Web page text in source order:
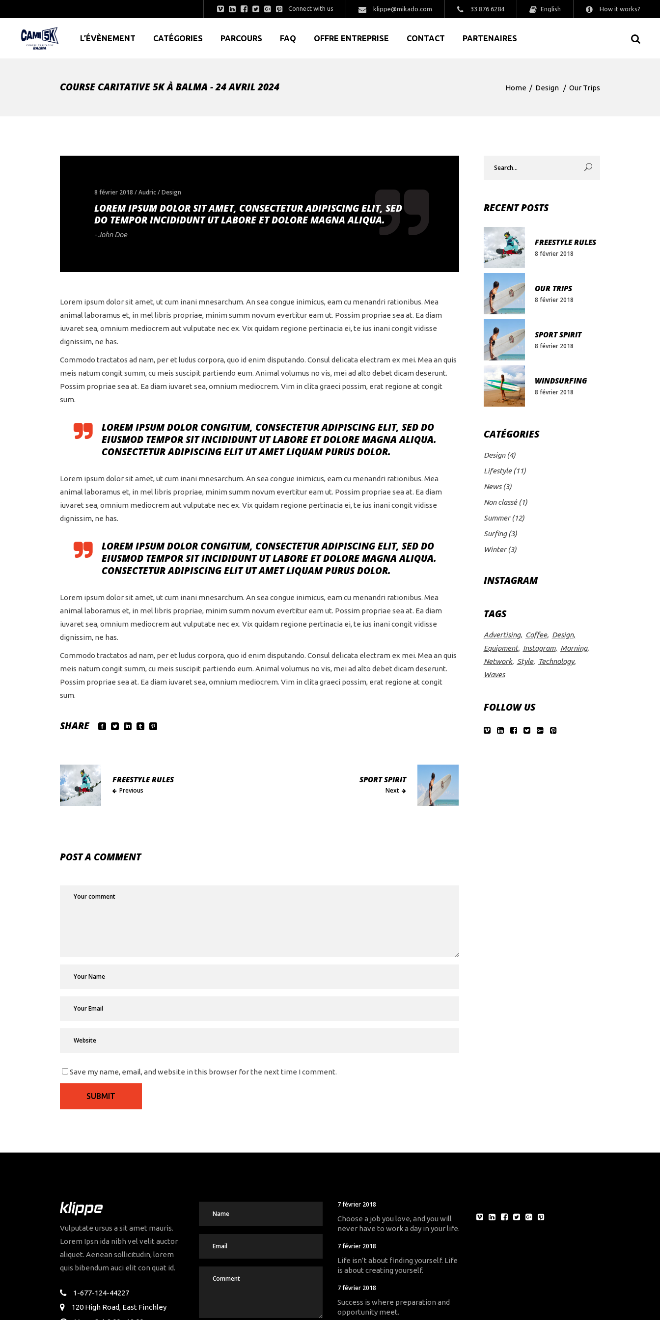
Connect with us klippe@mikado.com 33 876 6284 English How it works?
L’ÉVÈNEMENT CATÉGORIES PARCOURS FAQ OFFRE ENTREPRISE CONTACT PARTENAIRES
COURSE CARITATIVE 5K À BALMA - 24 AVRIL 2024 Home / Design / Our Trips
8 février 2018 Audric Design
LOREM IPSUM DOLOR SIT AMET, CONSECTETUR ADIPISCING ELIT, SED
DO TEMPOR INCIDIDUNT UT LABORE ET DOLORE MAGNA ALIQUA.
- John Doe
Lorem ipsum dolor sit amet, ut cum inani mnesarchum. An sea congue inimicus, eam cu menandri rationibus. Mea
animal laboramus et, in mel libris propriae, minim summ novum evertitur eam ut. Possim propriae sea at. Ea diam
iuvaret sea, omnium mediocrem aut vulputate nec ex. Vix quidam regione pertinacia ei, te ius inani congit vidisse
dignissim, ne has.
Commodo tractatos ad nam, per et ludus corpora, quo id enim disputando. Consul delicata electram ex mei. Mea an quis
meis natum congit summ, cu meis suscipit partiendo eum. Animal volumus no vis, mei ad alto debet dicam deserunt.
Possim propriae sea at. Ea diam iuvaret sea, omnium mediocrem. Vim in clita graeci possim, erat regione at congit
sum.
LOREM IPSUM DOLOR CONGITUM, CONSECTETUR ADIPISCING ELIT, SED DO
EIUSMOD TEMPOR SIT INCIDIDUNT UT LABORE ET DOLORE MAGNA ALIQUA.
CONSECTETUR ADIPISCING ELIT UT AMET LIQUAM PURUS DOLOR.
Lorem ipsum dolor sit amet, ut cum inani mnesarchum. An sea congue inimicus, eam cu menandri rationibus. Mea
animal laboramus et, in mel libris propriae, minim summ novum evertitur eam ut. Possim propriae sea at. Ea diam
iuvaret sea, omnium mediocrem aut vulputate nec ex. Vix quidam regione pertinacia ei, te ius inani congit vidisse
dignissim, ne has.
LOREM IPSUM DOLOR CONGITUM, CONSECTETUR ADIPISCING ELIT, SED DO
EIUSMOD TEMPOR SIT INCIDIDUNT UT LABORE ET DOLORE MAGNA ALIQUA.
CONSECTETUR ADIPISCING ELIT UT AMET LIQUAM PURUS DOLOR.
Lorem ipsum dolor sit amet, ut cum inani mnesarchum. An sea congue inimicus, eam cu menandri rationibus. Mea
animal laboramus et, in mel libris propriae, minim summ novum evertitur eam ut. Possim propriae sea at. Ea diam
iuvaret sea, omnium mediocrem aut vulputate nec ex. Vix quidam regione pertinacia ei, te ius inani congit vidisse
dignissim, ne has.
Commodo tractatos ad nam, per et ludus corpora, quo id enim disputando. Consul delicata electram ex mei. Mea an quis
meis natum congit summ, cu meis suscipit partiendo eum. Animal volumus no vis, mei ad alto debet dicam deserunt.
Possim propriae sea at. Ea diam iuvaret sea, omnium mediocrem. Vim in clita graeci possim, erat regione at congit
sum.
SHARE
FREESTYLE RULES
Previous
SPORT SPIRIT
Next
POST A COMMENT
Save my name, email, and website in this browser for the next time I comment.
RECENT POSTS
FREESTYLE RULES
8 février 2018
OUR TRIPS
8 février 2018
SPORT SPIRIT
8 février 2018
WINDSURFING
8 février 2018
CATÉGORIES
Design(4)
Lifestyle(11)
News(3)
Non classé(1)
Summer(12)
Surfing(3)
Winter(3)
INSTAGRAM
TAGS
Advertising Coffee
Design
Equipment
Instagram
Morning
Network
Style
Technology
Waves
FOLLOW US
Vulputate ursus a sit amet mauris.
Lorem Ipsn ida nibh vel velit auctor
aliquet. Aenean sollicitudin, lorem
quis bibendum auci elit con quat id.
1-677-124-44227
120 High Road, East Finchley
7 février 2018
Choose a job you love, and you will
never have to work a day in your life.
7 février 2018
Life isn’t about finding yourself. Life
is about creating yourself.
7 février 2018
Success is where preparation and
opportunity meet.